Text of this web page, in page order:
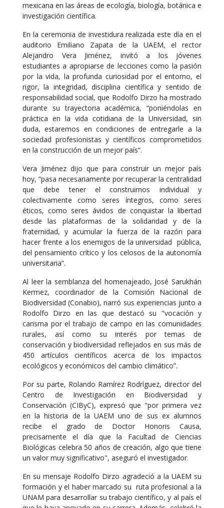
mexicana en las áreas de ecología, biología, botánica e
investigación científica.
En la ceremonia de investidura realizada este día en el
auditorio Emiliano Zapata de la UAEM, el rector
Alejandro Vera Jiménez, invitó a los jóvenes
estudiantes a apropiarse de lecciones como la pasión
por la vida, la profunda curiosidad por el entorno, el
rigor, la integridad, disciplina científica y sentido de
responsabilidad social, que Rodolfo Dirzo ha mostrado
durante su trayectoria académica, “poniéndolas en
práctica en la vida cotidiana de la Universidad, sin
duda, estaremos en condiciones de entregarle a la
sociedad profesionistas y científicos comprometidos
en la construcción de un mejor país”.
Vera Jiménez dijo que para construir un mejor país
hoy, “pasa necesariamente por recuperar la centralidad
que debe tener el construirnos individual y
colectivamente como seres íntegros, como seres
éticos, como seres ávidos de conquistar la libertad
desde las plataformas de la solidaridad y de la
fraternidad, y acumular la fuerza de la razón para
hacer frente a los enemigos de la universidad pública,
del pensamiento crítico y los celosos de la autonomía
universitaria”.
Al leer la semblanza del homenajeado, José Sarukhán
Kermez, coordinador de la Comisión Nacional de
Biodiversidad (Conabio), narró sus experiencias junto a
Rodolfo Dirzo en las que destacó su "vocación y
carisma por el trabajo de campo en las comunidades
rurales, así como su interés por temas de
conservación y biodiversidad reflejados en sus más de
450 artículos científicos acerca de los impactos
ecológicos y económicos del cambio climático”.
Por su parte, Rolando Ramírez Rodríguez, director del
Centro de Investigación en Biodiversidad y
Conservación (CIByC), expresó que "por primera vez
en la historia de la UAEM uno de sus ex alumnos
recibe el grado de Doctor Honoris Causa,
precisamente el día que la Facultad de Ciencias
Biológicas celebra 50 años de creación, algo que tiene
un valor muy significativo", aseguró el investigador.
En su mensaje Rodolfo Dirzo agradeció a la UAEM su
formación y el haber marcado su ruta profesional a la
UNAM para desarrollar su trabajo científico, y al país el